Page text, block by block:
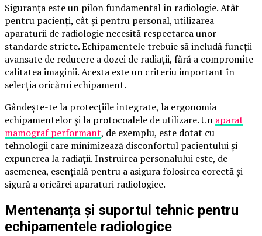
Siguranța este un pilon fundamental în radiologie. Atât
pentru pacienți, cât și pentru personal, utilizarea
aparaturii de radiologie necesită respectarea unor
standarde stricte. Echipamentele trebuie să includă funcții
avansate de reducere a dozei de radiații, fără a compromite
calitatea imaginii. Acesta este un criteriu important în
selecția oricărui echipament.
Gândește-te la protecțiile integrate, la ergonomia
echipamentelor și la protocoalele de utilizare. Un aparat
mamograf performant, de exemplu, este dotat cu
tehnologii care minimizează disconfortul pacientului și
expunerea la radiații. Instruirea personalului este, de
asemenea, esențială pentru a asigura folosirea corectă și
sigură a oricărei aparaturi radiologice.
Mentenanța și suportul tehnic pentru
echipamentele radiologice